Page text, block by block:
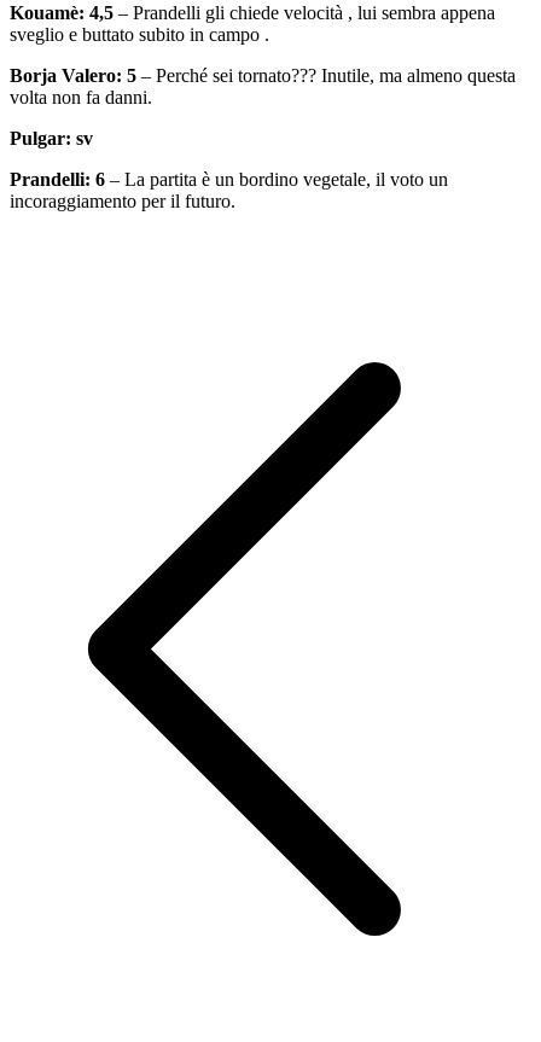
Kouamè: 4,5 – Prandelli gli chiede velocità , lui sembra appena
sveglio e buttato subito in campo .
Borja Valero: 5 – Perché sei tornato??? Inutile, ma almeno questa
volta non fa danni.
Pulgar: sv
Prandelli: 6 – La partita è un bordino vegetale, il voto un
incoraggiamento per il futuro.